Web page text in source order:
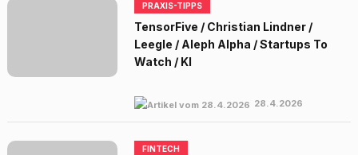
PRAXIS-TIPPS
TensorFive / Christian Lindner /
Leegle / Aleph Alpha / Startups To
Watch / KI
28.4.2026
FINTECH